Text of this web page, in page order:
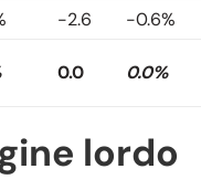
-2.6
-0.6%
0.0 0.0%
lordo